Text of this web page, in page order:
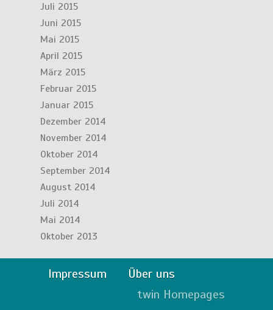
Juli 2015
Juni 2015
Mai 2015
April 2015
März 2015
Februar 2015
Januar 2015
Dezember 2014
November 2014
Oktober 2014
September 2014
August 2014
Juli 2014
Mai 2014
Oktober 2013
Impressum
Über uns
twin Homepages